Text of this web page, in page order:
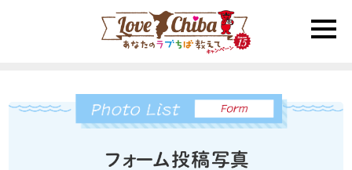
toggle